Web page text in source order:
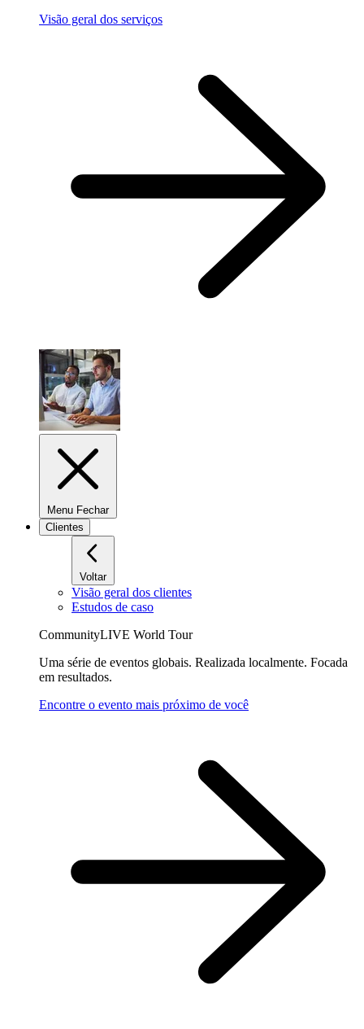
Visão geral dos serviços
Menu Fechar
Clientes
Voltar
Visão geral dos clientes
Estudos de caso
CommunityLIVE World Tour
Uma série de eventos globais. Realizada localmente. Focada
em resultados.
Encontre o evento mais próximo de você